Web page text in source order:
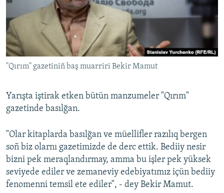
"Qırım" gazetiniñ baş muarriri Bekir Mamut
Yarışta iştirak etken bütün manzumeler "Qırım"
gazetinde basılğan.
"Olar kitaplarda basılğan ve müellifler razılıq bergen
soñ biz olarnı gazetimizde de derc ettik. Bediiy nesir
bizni pek meraqlandırmay, amma bu işler pek yüksek
seviyede ediler ve zemaneviy edebiyatımız içün bediiy
fenomenni temsil ete ediler", - dey Bekir Mamut.